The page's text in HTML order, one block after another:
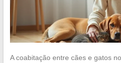
A coabitação entre cães e gatos